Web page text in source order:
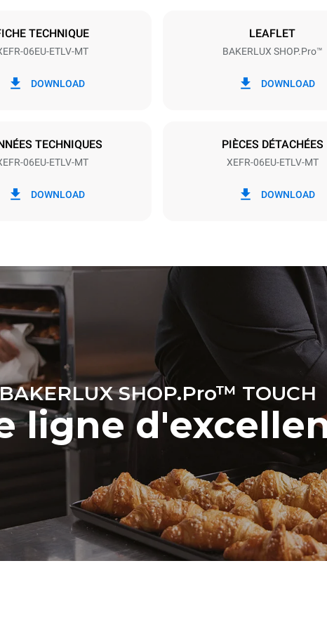
/ 220-240V 3~
ces dernières peuvent être
choisissant d'acheter de
à partir de sources
TECHNIQUE
06EU-ETLV-MT
DOWNLOAD
LEAFLET
BAKERLUX SHOP.Pro™
DOWNLOAD
TECHNIQUES
06EU-ETLV-MT
DOWNLOAD
PIÈCES DÉTACHÉES
XEFR-06EU-ETLV-MT
DOWNLOAD
SHOP.Pro™ TOUCH
ligne